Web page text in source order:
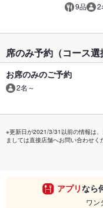
9品 2
席のみ予約（コース選
お席のみのご予約
2名～
※更新日が2021/3/31以前の情報は
ましては直接店舗へお問い合わせく
アプリなら
ワン